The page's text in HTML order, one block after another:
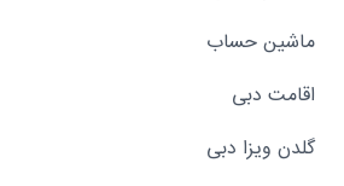
ماشین حساب
اقامت دبی
گلدن ویزا دبی